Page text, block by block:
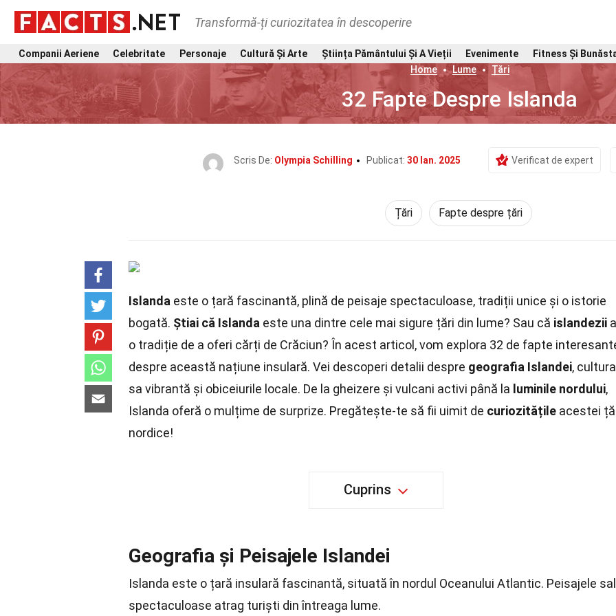
Transformă-ți curiozitatea în descoperire
Companii Aeriene Celebritate Personaje Cultură Și Arte Știința Pământului Și A Vieții Evenimente Fitness Și
Home
Lume Țări
32 Fapte Despre Islanda
Scris De: Olympia Schilling Publicat: 30 Ian. 2025 Verificat de expert
Țări Fapte despre țări
Islanda este o țară fascinantă, plină de peisaje spectaculoase, tradiții unice și o istorie
bogată. Știai că Islanda este una dintre cele mai sigure țări din lume? Sau că islandezii
o tradiție de a oferi cărți de Crăciun? În acest articol, vom explora 32 de fapte
despre această națiune insulară. Vei descoperi detalii despre geografia Islandei, cultura
sa vibrantă și obiceiurile locale. De la gheizere și vulcani activi până la luminile nordului,
Islanda oferă o mulțime de surprize. Pregătește-te să fii uimit de curiozitățile acestei
nordice!
Cuprins
Geografia și Peisajele Islandei
Islanda este o țară insulară fascinantă, situată în nordul Oceanului Atlantic. Peisajele
spectaculoase atrag turiști din întreaga lume.